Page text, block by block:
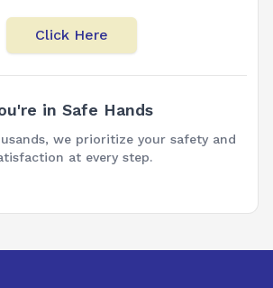
Click Here
in Safe Hands
we prioritize your safety and
at every step.